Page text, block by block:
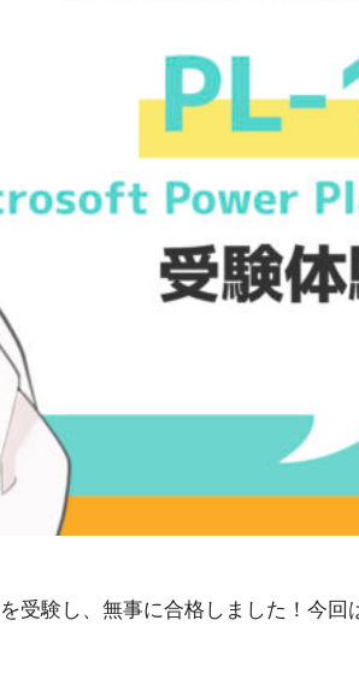
受験し、無事に合格しました！今